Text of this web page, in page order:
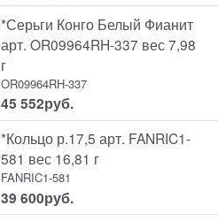
*Серьги Конго Белый Фианит
арт. OR09964RH-337 вес 7,98
г
OR09964RH-337
45 552руб.
*Кольцо р.17,5 арт. FANRIC1-
581 вес 16,81 г
FANRIC1-581
39 600руб.